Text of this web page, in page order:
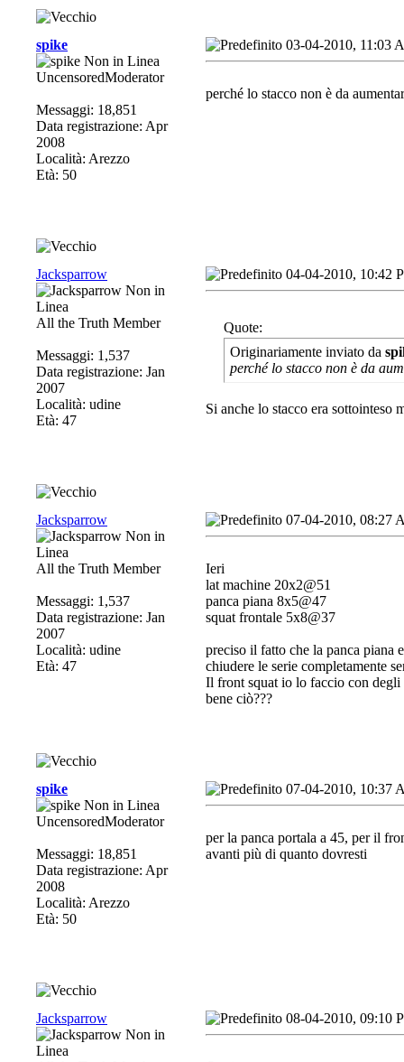
spike
UncensoredModerator
Messaggi: 18,851
Data registrazione: Apr
2008
Località: Arezzo
Età: 50
03-04-2010, 11:03
perché lo stacco non è da
Jacksparrow
All the Truth Member
Messaggi: 1,537
Data registrazione: Jan
2007
Località: udine
Età: 47
04-04-2010, 10:42
Quote:
Originariamente inviato da
perché lo stacco non è da
Si anche lo stacco era
Jacksparrow
All the Truth Member
Messaggi: 1,537
Data registrazione: Jan
2007
Località: udine
Età: 47
07-04-2010, 08:27
Ieri
lat machine 20x2@51
panca piana 8x5@47
squat frontale 5x8@37
preciso il fatto che la panca piana
chiudere le serie completamente
Il front squat io lo faccio con degli
bene ciò???
spike
UncensoredModerator
Messaggi: 18,851
Data registrazione: Apr
2008
Località: Arezzo
Età: 50
07-04-2010, 10:37
per la panca portala a 45, per il
avanti più di quanto dovresti
Jacksparrow 08-04-2010, 09:10